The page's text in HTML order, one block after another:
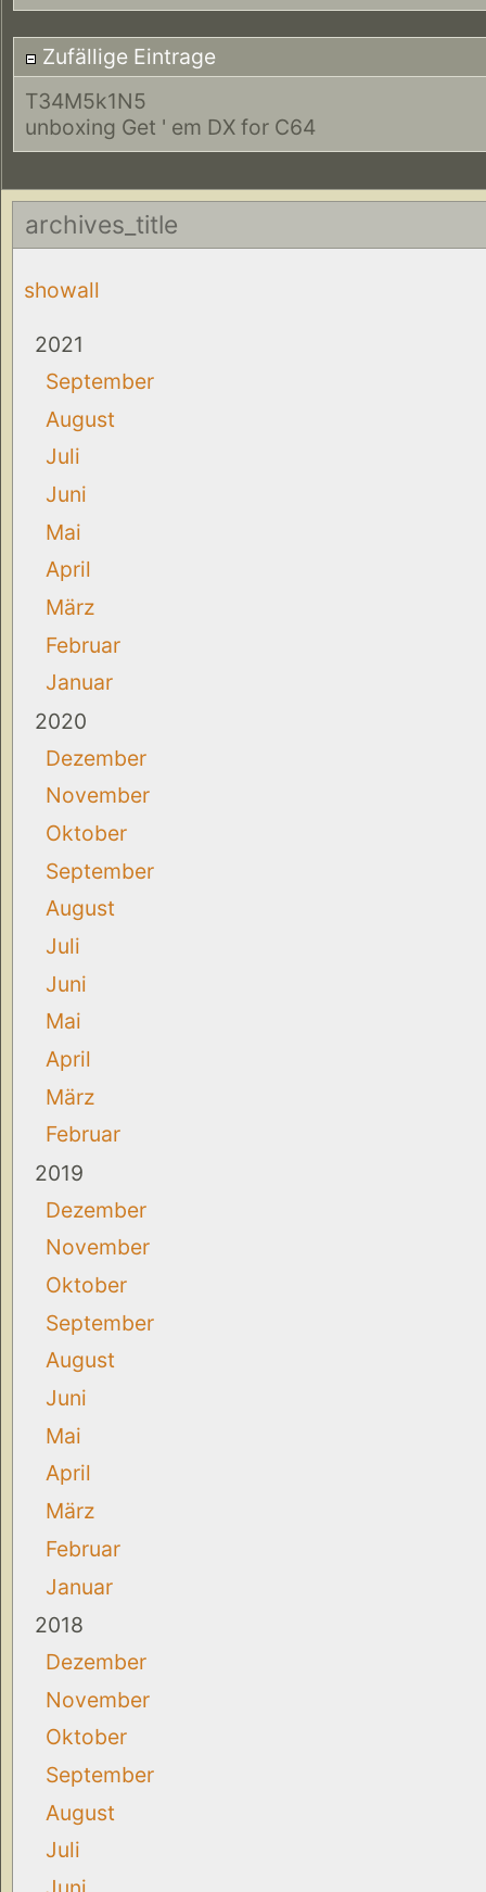
Zufällige Eintrage
T34M5k1N5
unboxing Get ' em DX for C64
archives_title
showall
2021
September
August
Juli
Juni
Mai
April
März
Februar
Januar
2020
Dezember
November
Oktober
September
August
Juli
Juni
Mai
April
März
Februar
2019
Dezember
November
Oktober
September
August
Juni
Mai
April
März
Februar
Januar
2018
Dezember
November
Oktober
September
August
Juli